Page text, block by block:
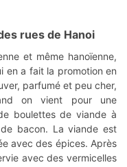
rues de Hanoi
et même hanoïenne,
en a fait la promotion en
parfumé et peu cher,
on vient pour une
boulettes de viande à
bacon. La viande est
avec des épices. Après
avec des vermicelles